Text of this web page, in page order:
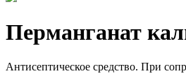
Перманганат
Антисептическое средство. При